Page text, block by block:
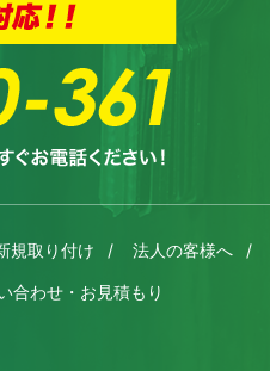
規取り付け 法人の客様へ
合わせ・お見積もり